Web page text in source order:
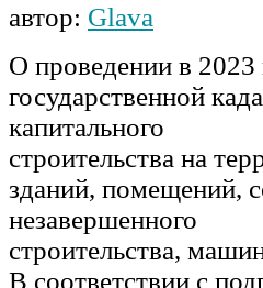
автор: Glava
О проведении в 2023
государственной
капитального
строительства на
зданий, помещений,
незавершенного
строительства,
В соответствии с